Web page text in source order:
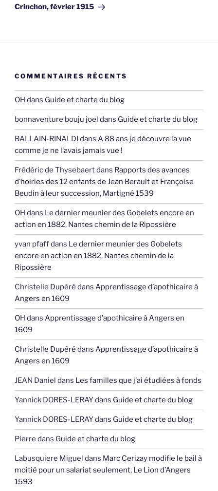
Crinchon, février 1915
COMMENTAIRES RÉCENTS
OH dans Guide et charte du blog
bonnaventure bouju joel dans Guide et charte du blog
BALLAIN-RINALDI dans A 88 ans je découvre la vue
comme je ne l’avais jamais vue !
Frédéric de Thysebaertdans Rapports des avances
d’hoiries des 12 enfants de Jean Berault et Françoise
Beudin à leur succession, Martigné 1539
OH dans Le dernier meunier des Gobelets encore en
action en 1882, Nantes chemin de la Ripossière
yvan pfaffdans Le dernier meunier des Gobelets
encore en action en 1882, Nantes chemin de la
Ripossière
Christelle Dupéré dans Apprentissage d’apothicaire à
Angers en 1609
OH dans Apprentissage d’apothicaire à Angers en
1609
Christelle Dupéré dans Apprentissage d’apothicaire à
Angers en 1609
JEAN Daniel dans Les familles que j’ai étudiées à fonds
Yannick DORES-LERAYdans Guide et charte du blog
Yannick DORES-LERAYdans Guide et charte du blog
Pierre dans Guide et charte du blog
Labusquiere Miguel dans Marc Cerizay modifie le bail à
moitié pour un salariat seulement, Le Lion d’Angers
1593